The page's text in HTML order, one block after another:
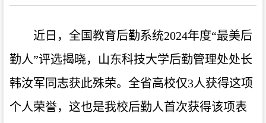
近日，全国教育后勤系统2024年度“最美后
勤人”评选揭晓，山东科技大学后勤管理处处长
韩汝军同志获此殊荣。全省高校仅3人获得这项
个人荣誉，这也是我校后勤人首次获得该项表